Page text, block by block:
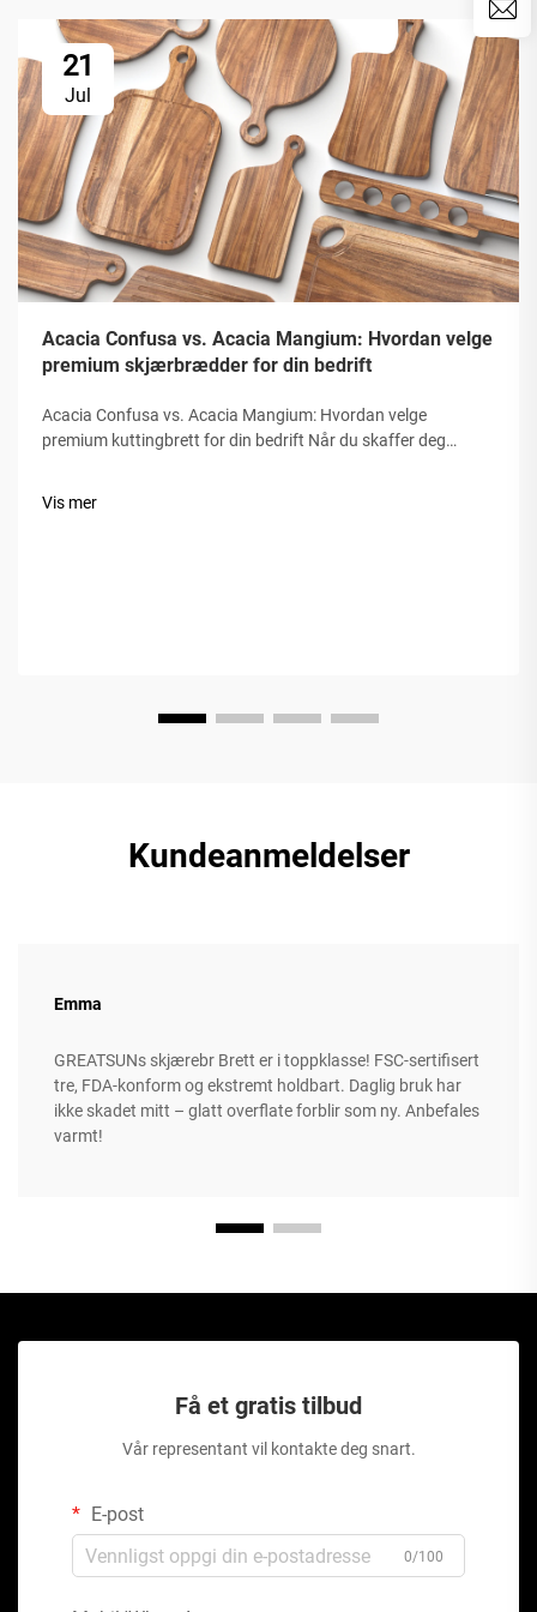
21
Jul
Acacia Confusa vs. Acacia Mangium: Hvordan velge
premium skjærbrædder for din bedrift
Acacia Confusa vs. Acacia Mangium: Hvordan velge
premium kuttingbrett for din bedrift Når du skaffer deg
Markedet forvirrer ofte...
Vis mer
Kundeanmeldelser
Emma
GREATSUNs skjærebr Brett er i toppklasse! FSC-sertifisert
tre, FDA-konform og ekstremt holdbart. Daglig bruk har
ikke skadet mitt – glatt overflate forblir som ny. Anbefales
varmt!
Få et gratis tilbud
Vår representant vil kontakte deg snart.
E-post
0/100